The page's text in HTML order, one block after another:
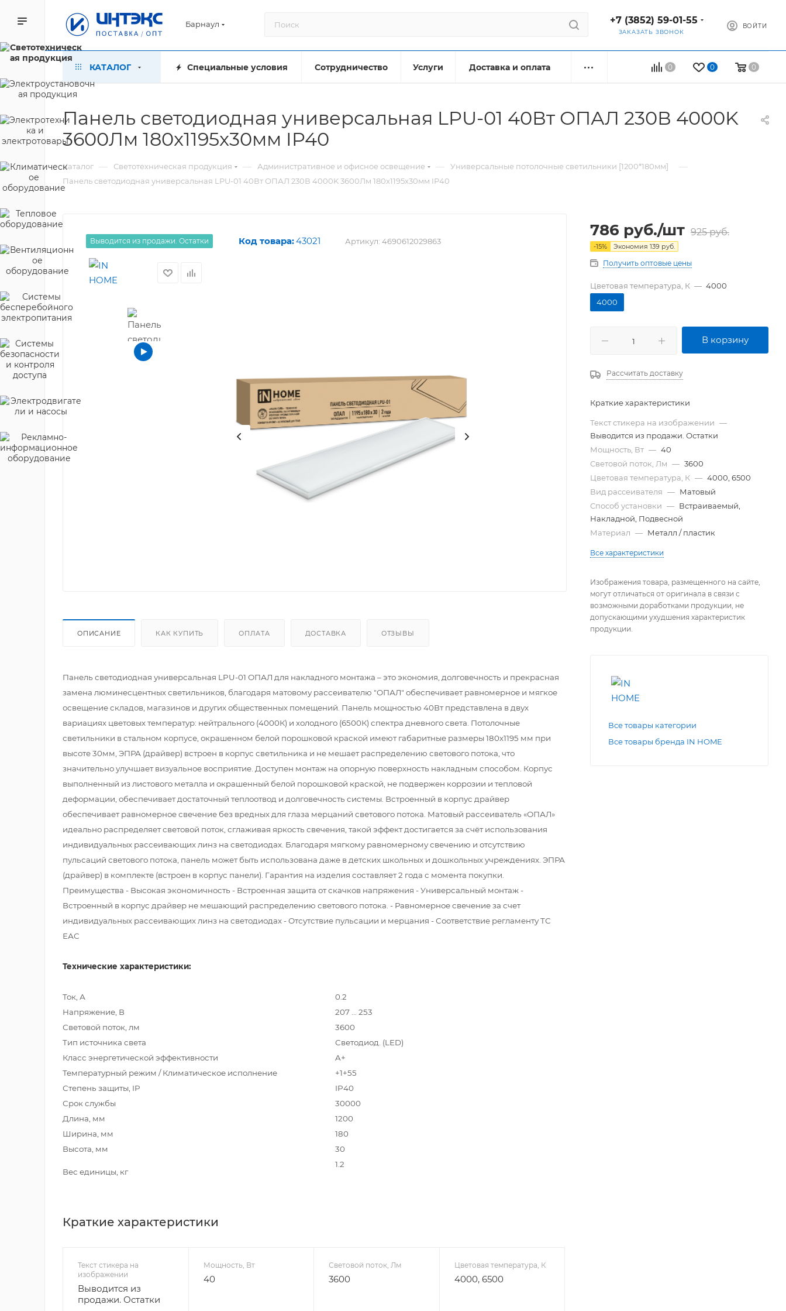
Барнаул +7 (3852) 59-01-55
ЗАКАЗАТЬ ЗВОНОК
ВОЙТИ
0 0 0
КАТАЛОГ Специальные условия Сотрудничество Услуги Доставка и оплата
Панель светодиодная универсальная LPU-01 40Вт ОПАЛ 230В 4000K
3600Лм 180x1195x30мм IP40
Каталог — Светотехническая продукция — Административное и офисное освещение — Универсальные потолочные светильники [1200*180мм] —
Панель светодиодная универсальная LPU-01 40Вт ОПАЛ 230В 4000K 3600Лм 180x1195x30мм IP40
Выводится из продажи. Остатки Код товара:43021 Артикул: 4690612029863
ОПИСАНИЕ КАК КУПИТЬ ОПЛАТА ДОСТАВКА ОТЗЫВЫ
Панель светодиодная универсальная LPU-01 ОПАЛ для накладного монтажа – это экономия, долговечность и прекрасная
замена люминесцентных светильников, благодаря матовому рассеивателю "ОПАЛ" обеспечивает равномерное и мягкое
освещение складов, магазинов и других общественных помещений. Панель мощностью 40Вт представлена в двух
вариациях цветовых температур: нейтрального (4000К) и холодного (6500К) спектра дневного света. Потолочные
светильники в стальном корпусе, окрашенном белой порошковой краской имеют габаритные размеры 180х1195 мм при
высоте 30мм, ЭПРА (драйвер) встроен в корпус светильника и не мешает распределению светового потока, что
значительно улучшает визуальное восприятие. Доступен монтаж на опорную поверхность накладным способом. Корпус
выполненный из листового металла и окрашенный белой порошковой краской, не подвержен коррозии и тепловой
деформации, обеспечивает достаточный теплоотвод и долговечность системы. Встроенный в корпус драйвер
обеспечивает равномерное свечение без вредных для глаза мерцаний светового потока. Матовый рассеиватель «ОПАЛ»
идеально распределяет световой поток, сглаживая яркость свечения, такой эффект достигается за счёт использования
индивидуальных рассеивающих линз на светодиодах. Благодаря мягкому равномерному свечению и отсутствию
пульсаций светового потока, панель может быть использована даже в детских школьных и дошкольных учреждениях. ЭПРА
(драйвер) в комплекте (встроен в корпус панели). Гарантия на изделия составляет 2 года с момента покупки.
Преимущества - Высокая экономичность - Встроенная защита от скачков напряжения - Универсальный монтаж -
Встроенный в корпус драйвер не мешающий распределению светового потока. - Равномерное свечение за счет
индивидуальных рассеивающих линз на светодиодах - Отсутствие пульсации и мерцания - Соответствие регламенту ТС
ЕАС
Технические характеристики:
Ток, А
0.2
Напряжение, В
207 … 253
Световой поток, лм
3600
Тип источника света
Светодиод. (LED)
Класс энергетической эффективности
A+
Температурный режим / Климатическое исполнение +1+55
Степень защиты, IP
IP40
Срок службы
30000
Длина, мм
1200
Ширина, мм
180
Высота, мм
30
Вес единицы, кг
1.2
Краткие характеристики
Текст стикера на
изображении
Выводится из
продажи. Остатки
Мощность, Вт
40
Световой поток, Лм
3600
Цветовая температура, К
4000, 6500
786 руб./шт 925руб.
-15% Экономия 139 руб.
Получить оптовые цены
Цветовая температура, К — 4000
4000
В корзину
Рассчитать доставку
Краткие характеристики
Текст стикера на изображении —
Выводится из продажи. Остатки
Мощность, Вт — 40
Световой поток, Лм — 3600
Цветовая температура, К — 4000, 6500
Вид рассеивателя — Матовый
Способ установки — Встраиваемый,
Накладной, Подвесной
Материал — Металл / пластик
Все характеристики
Изображения товара, размещенного на сайте,
могут отличаться от оригинала в связи с
возможными доработками продукции, не
допускающими ухудшения характеристик
продукции.
Все товары категории
Все товары бренда IN HOME